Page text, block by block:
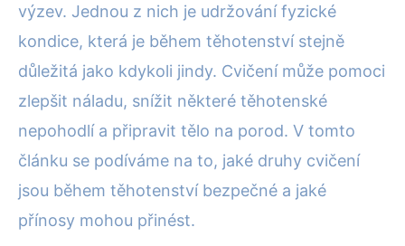
výzev. Jednou z nich je udržování fyzické
kondice, která je během těhotenství stejně
důležitá jako kdykoli jindy. Cvičení může pomoci
zlepšit náladu, snížit některé těhotenské
nepohodlí a připravit tělo na porod. V tomto
článku se podíváme na to, jaké druhy cvičení
jsou během těhotenství bezpečné a jaké
přínosy mohou přinést.